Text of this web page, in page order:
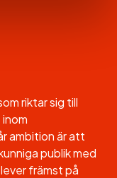
riktar sig till
ambition är att
publik med
främst på